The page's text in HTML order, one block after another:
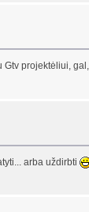
projektėliui,
arba uždirbti